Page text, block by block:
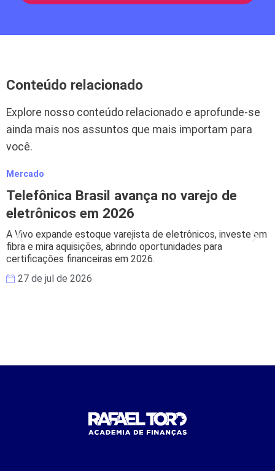
Conteúdo relacionado
Explore nosso conteúdo relacionado e aprofunde-se
ainda mais nos assuntos que mais importam para
você.
Mercado
Telefônica Brasil avança no varejo de
eletrônicos em 2026
A Vivo expande estoque varejista de eletrônicos, investe em
fibra e mira aquisições, abrindo oportunidades para
certificações financeiras em 2026.
27 de jul de 2026